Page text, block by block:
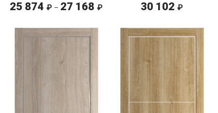
25 874 ₽ – 27 168 ₽Диапазон
30 102 ₽